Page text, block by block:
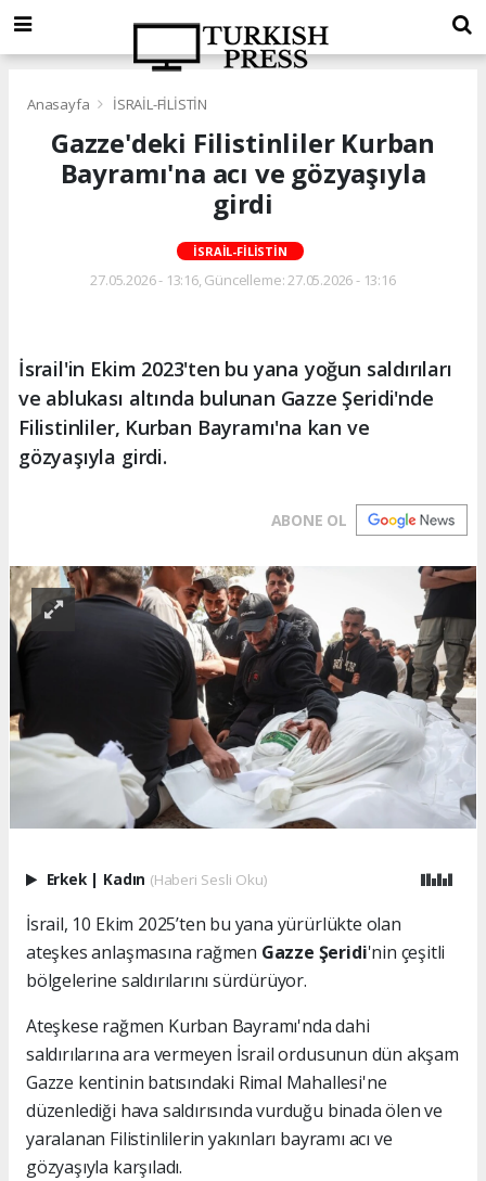
Anasayfa İSRAİL-FİLİSTİN
Gazze'deki Filistinliler Kurban
Bayramı'na acı ve gözyaşıyla
girdi
İSRAİL-FİLİSTİN
27.05.2026 - 13:16, Güncelleme: 27.05.2026 - 13:16
İsrail'in Ekim 2023'ten bu yana yoğun saldırıları
ve ablukası altında bulunan Gazze Şeridi'nde
Filistinliler, Kurban Bayramı'na kan ve
gözyaşıyla girdi.
ABONE OL
Erkek | Kadın (Haberi Sesli Oku)
İsrail, 10 Ekim 2025’ten bu yana yürürlükte olan
ateşkes anlaşmasına rağmen Gazze Şeridi'nin çeşitli
bölgelerine saldırılarını sürdürüyor.
Ateşkese rağmen Kurban Bayramı'nda dahi
saldırılarına ara vermeyen İsrail ordusunun dün akşam
Gazze kentinin batısındaki Rimal Mahallesi'ne
düzenlediği hava saldırısında vurduğu binada ölen ve
yaralanan Filistinlilerin yakınları bayramı acı ve
gözyaşıyla karşıladı.